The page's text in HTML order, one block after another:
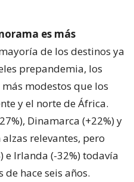
es más
de los destinos ya
prepandemia, los
modestos que los
y el norte de África.
Dinamarca (+22%) y
relevantes, pero
e Irlanda (-32%) todavía
hace seis años.